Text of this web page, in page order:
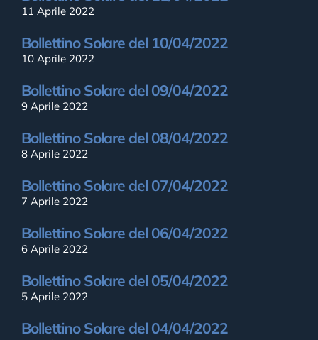
11 Aprile 2022
Bollettino Solare del 10/04/2022
10 Aprile 2022
Bollettino Solare del 09/04/2022
9 Aprile 2022
Bollettino Solare del 08/04/2022
8 Aprile 2022
Bollettino Solare del 07/04/2022
7 Aprile 2022
Bollettino Solare del 06/04/2022
6 Aprile 2022
Bollettino Solare del 05/04/2022
5 Aprile 2022
Bollettino Solare del 04/04/2022